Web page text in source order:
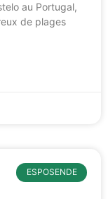
au Portugal,
de plages
ESPOSENDE